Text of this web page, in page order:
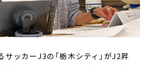
ッカーJ3の「栃木シティ」がJ2昇